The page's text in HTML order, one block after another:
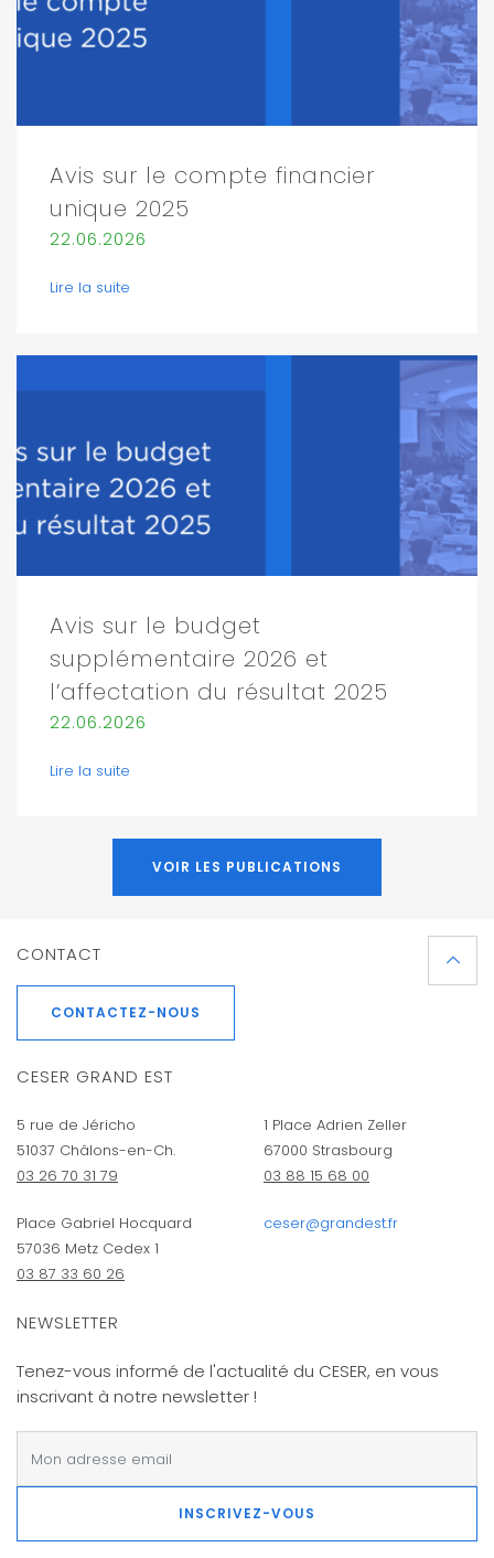
Avis sur le compte financier
unique 2025
22.06.2026
Lire la suite
Avis sur le budget
supplémentaire 2026 et
l’affectation du résultat 2025
22.06.2026
Lire la suite
VOIR LES PUBLICATIONS
CONTACT
CONTACTEZ-NOUS
CESER GRAND EST
5 rue de Jéricho
51037 Châlons-en-Ch.
03 26 70 31 79
Place Gabriel Hocquard
57036 Metz Cedex 1
03 87 33 60 26
1 Place Adrien Zeller
67000 Strasbourg
03 88 15 68 00
ceser@grandest.fr
NEWSLETTER
Tenez-vous informé de l'actualité du CESER, en vous
inscrivant à notre newsletter !
INSCRIVEZ-VOUS